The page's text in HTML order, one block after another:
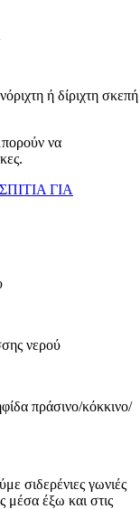
ή δίριχτη σκεπή
να
ΣΠΙΤΙΑ ΓΙΑ
νερού
πράσινο/κόκκινο/
σιδερένιες γωνιές
μέσα έξω και στις